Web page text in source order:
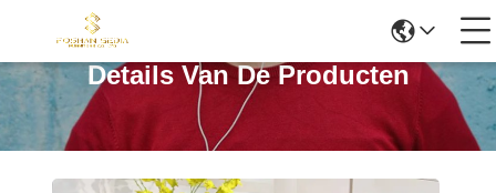
Details Van De Producten